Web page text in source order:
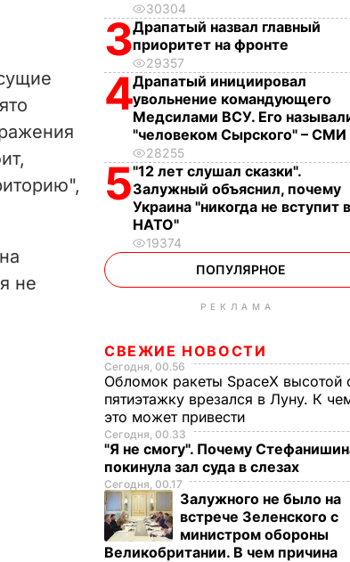
не
30304
3Драпатый назвал главный
приоритет на фронте
29357
4Драпатый инициировал
увольнение командующего
Медсилами ВСУ. Его
"человеком Сырского" – СМИ
28255
5"12 лет слушал сказки".
Залужный объяснил, почему
Украина "никогда не вступит в
НАТО"
19374
ПОПУЛЯРНОЕ
РЕКЛАМА
СВЕЖИЕ НОВОСТИ
Сегодня, 00.56
Обломок ракеты SpaceX высотой
пятиэтажку врезался в Луну. К
это может привести
Сегодня, 00.33
"Я не смогу". Почему
покинула зал суда в слезах
Сегодня, 00.17
Залужного не было на
встрече Зеленского с
министром обороны
Великобритании. В чем причина